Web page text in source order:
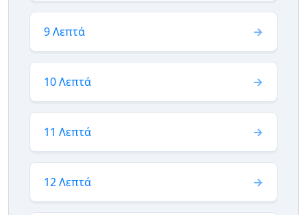
9 Λεπτά
10 Λεπτά
11 Λεπτά
12 Λεπτά